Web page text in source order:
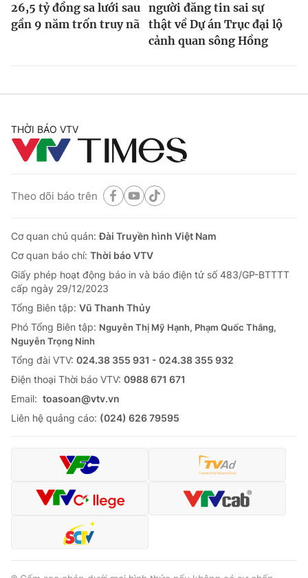
26,5 tỷ đồng sa lưới sau
gần 9 năm trốn truy nã
người đăng tin sai sự
thật về Dự án Trục đại lộ
cảnh quan sông Hồng
THỜI BÁO VTV
Theo dõi báo trên
Cơ quan chủ quản:Đài Truyền hình Việt Nam
Cơ quan báo chí: Thời báo VTV
Giấy phép hoạt động báo in và báo điện tử số 483/GP-BTTTT
cấp ngày 29/12/2023
Tổng Biên tập: Vũ Thanh Thủy
Phó Tổng Biên tập: Nguyễn Thị Mỹ Hạnh, Phạm Quốc Thắng,
Nguyễn Trọng Ninh
Tổng đài VTV: 024.38 355 931 - 024.38 355 932
Ðiện thoại Thời báo VTV: 0988 671 671
Email: toasoan@vtv.vn
Liên hệ quảng cáo: (024) 626 79595